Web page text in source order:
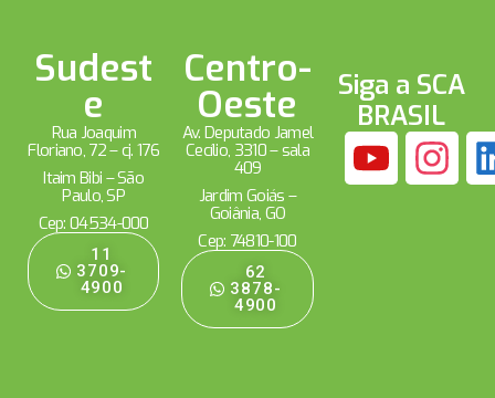
Sudest
e
Rua Joaquim
Floriano, 72 – cj. 176
Itaim Bibi – São
Paulo, SP
Cep: 04534-000
11
3709-
4900
Centro-
Oeste
Av. Deputado Jamel
Cecílio, 3310 – sala
409
Jardim Goiás –
Goiânia, GO
Cep: 74810-100
62
3878-
4900
Siga a SCA
BRASIL